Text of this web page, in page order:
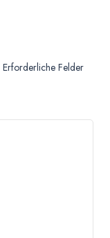
Erforderliche Felder